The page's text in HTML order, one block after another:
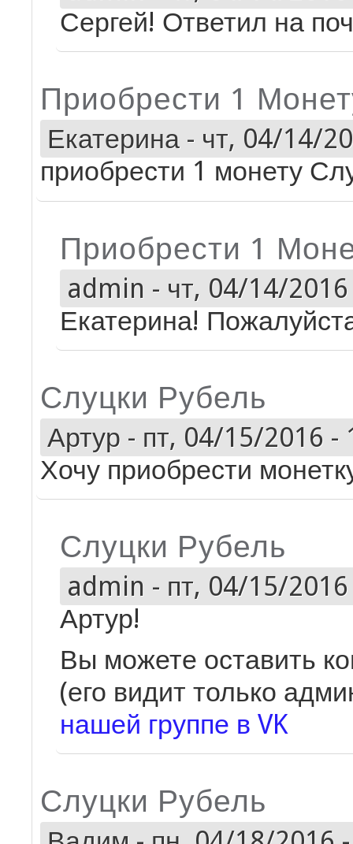
Сергей! Ответил на
Приобрести 1
Екатерина- чт, 04/14/
приобрести 1 монету
Приобрести 1
admin - чт, 04/14/
Екатерина!
Слуцки Рубель
Артур - пт, 04/15/2016 -
Хочу приобрести
Слуцки Рубель
admin - пт, 04/15/
Артур!
Вы можете оставить
(его видит только
нашей группе в VK
Слуцки Рубель